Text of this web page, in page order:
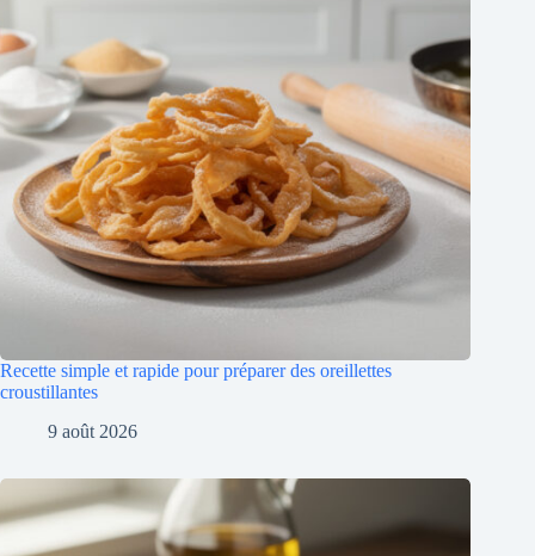
Recette simple et rapide pour préparer des oreillettes
croustillantes
9 août 2026